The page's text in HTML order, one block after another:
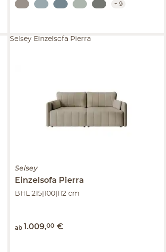
+ 9
Selsey
Einzelsofa Pierra
BHL 215|100|112 cm
ab 1.009,00 €
Selsey Einzelsofa Pierra